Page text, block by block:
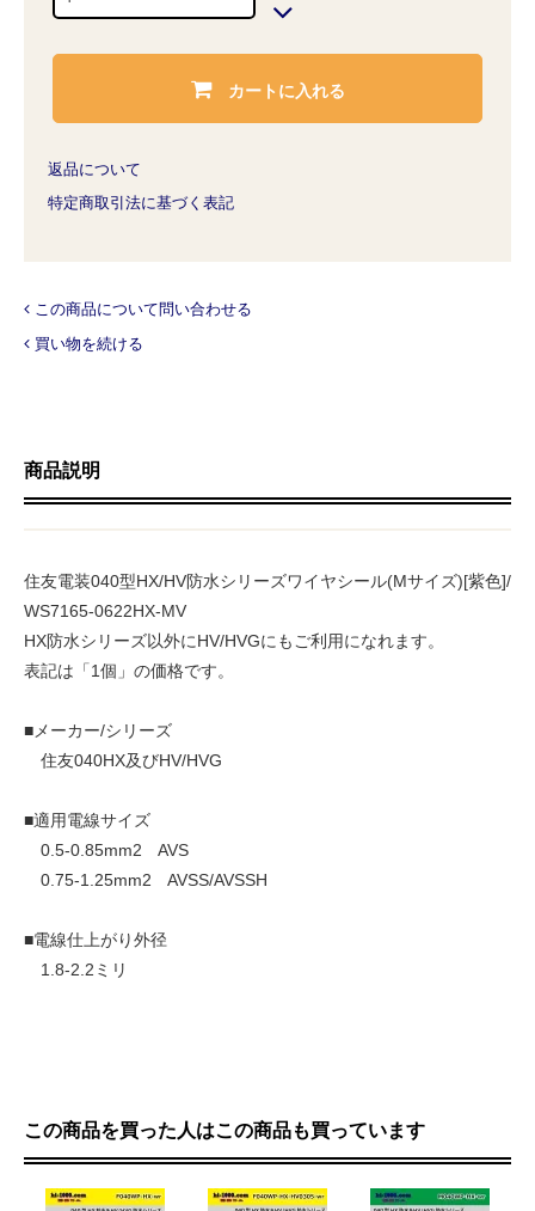
カートに入れる
返品について
特定商取引法に基づく表記
この商品について問い合わせる
買い物を続ける
商品説明
住友電装040型HX/HV防水シリーズワイヤシール(Mサイズ)[紫色]/
WS7165-0622HX-MV
HX防水シリーズ以外にHV/HVGにもご利用になれます。
表記は「1個」の価格です。
■メーカー/シリーズ
住友040HX及びHV/HVG
■適用電線サイズ
0.5-0.85mm2 AVS
0.75-1.25mm2 AVSS/AVSSH
■電線仕上がり外径
1.8-2.2ミリ
この商品を買った人はこの商品も買っています